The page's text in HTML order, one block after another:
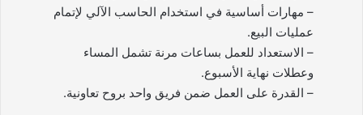
– مهارات أساسية في استخدام الحاسب الآلي لإتمام
عمليات البيع.
– الاستعداد للعمل بساعات مرنة تشمل المساء
وعطلات نهاية الأسبوع.
– القدرة على العمل ضمن فريق واحد بروح تعاونية.